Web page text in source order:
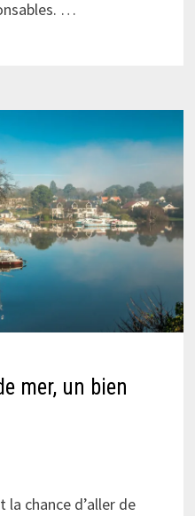
…
mer, un bien
la chance d’aller de